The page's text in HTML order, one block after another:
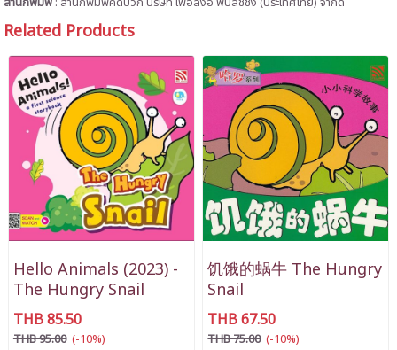
Related Products
Hello Animals (2023) -
The Hungry Snail
THB 85.50
THB 95.00 (-10%)
饥饿的蜗牛 The Hungry
Snail
THB 67.50
THB 75.00 (-10%)